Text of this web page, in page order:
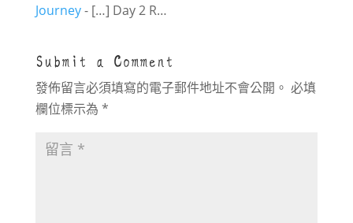
Journey- […] Day 2 R…
Submit a Comment
發佈留言必須填寫的電子郵件地址不會公開。 必填
欄位標示為 *